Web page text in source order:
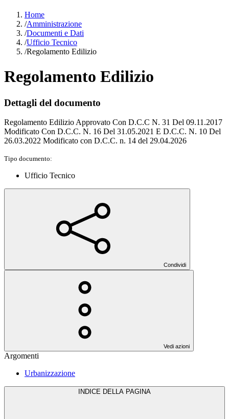
Home
/Amministrazione
/Documenti e Dati
/Ufficio Tecnico
/Regolamento Edilizio
Regolamento Edilizio
Dettagli del documento
Regolamento Edilizio Approvato Con D.C.C N. 31 Del 09.11.2017
Modificato Con D.C.C. N. 16 Del 31.05.2021 E D.C.C. N. 10 Del
26.03.2022 Modificato con D.C.C. n. 14 del 29.04.2026
Tipo documento:
Ufficio Tecnico
Condividi
Vedi azioni
Argomenti
Urbanizzazione
INDICE DELLA PAGINA